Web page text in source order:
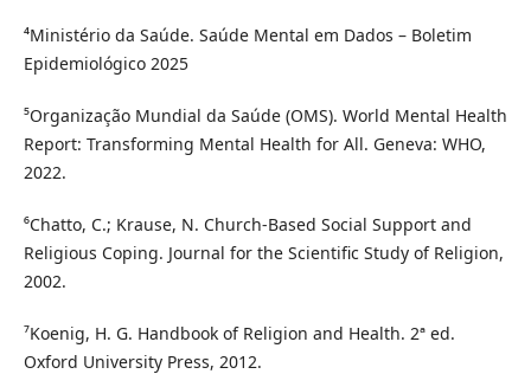
⁴Ministério da Saúde. Saúde Mental em Dados – Boletim
Epidemiológico 2025
⁵Organização Mundial da Saúde (OMS). World Mental Health
Report: Transforming Mental Health for All. Geneva: WHO,
2022.
⁶Chatto, C.; Krause, N. Church-Based Social Support and
Religious Coping. Journal for the Scientific Study of Religion,
2002.
⁷Koenig, H. G. Handbook of Religion and Health. 2ª ed.
Oxford University Press, 2012.